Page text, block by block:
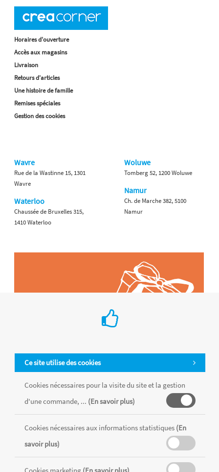
Ce site utilise des cookies
Cookies nécessaires pour la visite du site et la gestion
d'une commande, ... (En savoir plus)
Cookies nécessaires aux informations statistiques (En
savoir plus)
Horaires d'ouverture
Accès aux magasins
Livraison
Retours d'articles
Une histoire de famille
Remises spéciales
Gestion des cookies
Wavre
Rue de la Wastinne 15, 1301
Wavre
Waterloo
Chaussée de Bruxelles 315,
1410 Waterloo
Woluwe
Tomberg 52, 1200 Woluwe
Namur
Ch. de Marche 382, 5100
Namur
Tous les produits sont vendus dans la limite des stocks disponibles de
chaque magasin, toutes taxes comprises.
MENTIONS LÉGALES CONDITIONS GÉNÉRALES